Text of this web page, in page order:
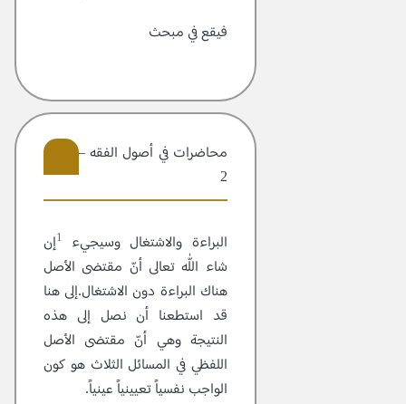
فيقع في مبحث
محاضرات في أصول الفقه – مجلد
2
البراءة والاشتغال وسيجيء 1إن
شاء اللّٰه تعالى أنّ مقتضى الأصل
هناك البراءة دون الاشتغال.إلى هنا
قد استطعنا أن نصل إلى هذه
النتيجة وهي أنّ مقتضى الأصل
اللفظي في المسائل الثلاث هو كون
الواجب نفسياً تعيينياً عينياً.